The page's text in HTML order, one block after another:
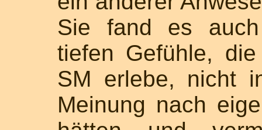
Sie fand es
tiefen Gefühle,
SM erlebe, nicht
Meinung nach